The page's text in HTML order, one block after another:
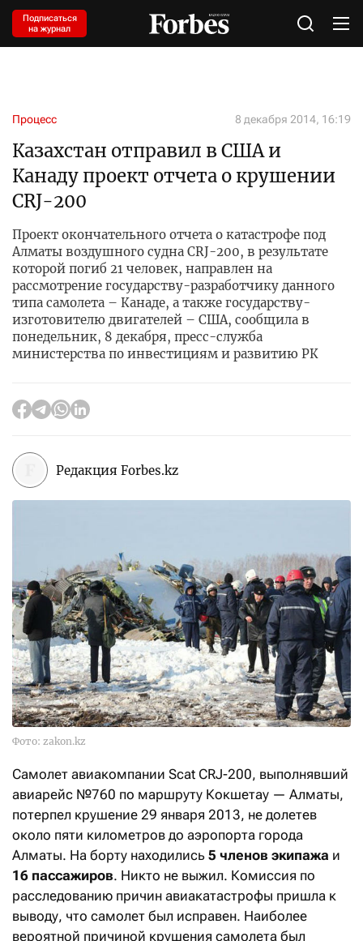
Подписаться
на журнал
Процесс 8 декабря 2014, 16:19
Казахстан отправил в США и
Канаду проект отчета о крушении
CRJ-200
Проект окончательного отчета о катастрофе под
Алматы воздушного судна CRJ-200, в результате
которой погиб 21 человек, направлен на
рассмотрение государству-разработчику данного
типа самолета – Канаде, а также государству-
изготовителю двигателей – США, сообщила в
понедельник, 8 декабря, пресс-служба
министерства по инвестициям и развитию РК
Редакция Forbes.kz
Фото: zakon.kz
Самолет авиакомпании Scat CRJ-200, выполнявший
авиарейс №760 по маршруту Кокшетау — Алматы,
потерпел крушение 29 января 2013, не долетев
около пяти километров до аэропорта города
Алматы. На борту находились 5 членов экипажа и
16 пассажиров. Никто не выжил. Комиссия по
расследованию причин авиакатастрофы пришла к
выводу, что самолет был исправен. Наиболее
вероятной причиной крушения самолета был